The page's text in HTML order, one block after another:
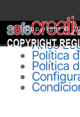
Copyright ©
Aviso
Política
Política